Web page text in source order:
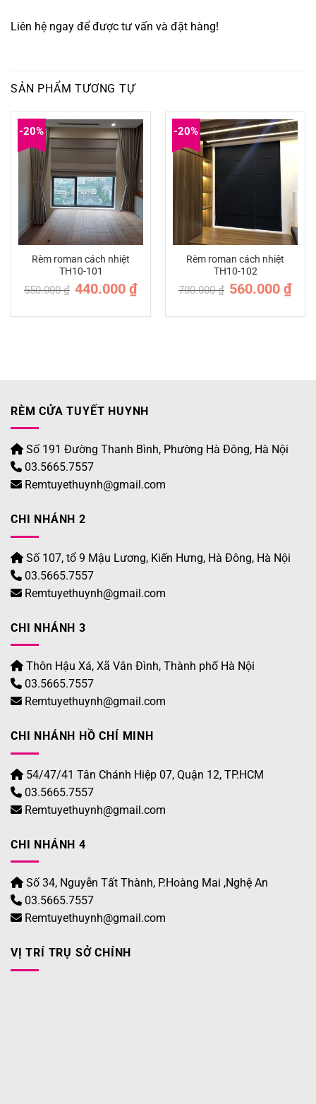
Liên hệ ngay để được tư vấn và đặt hàng!
SẢN PHẨM TƯƠNG TỰ
-20%
Rèm roman cách nhiệt
TH10-101
550.000₫
Giá
gốc
440.000₫Giá
-20%
Rèm roman cách nhiệt
TH10-102
700.000₫ Giá
gốc
560.000₫Giá
RÈM CỬA TUYẾT HUYNH
Số 191 Đường Thanh Bình, Phường Hà Đông, Hà Nội
03.5665.7557
Remtuyethuynh@gmail.com
CHI NHÁNH 2
Số 107, tổ 9 Mậu Lương, Kiến Hưng, Hà Đông, Hà Nội
03.5665.7557
Remtuyethuynh@gmail.com
CHI NHÁNH 3
Thôn Hậu Xá, Xã Vân Đình, Thành phố Hà Nội
03.5665.7557
Remtuyethuynh@gmail.com
CHI NHÁNH HỒ CHÍ MINH
54/47/41 Tân Chánh Hiệp 07, Quận 12, TP.HCM
03.5665.7557
Remtuyethuynh@gmail.com
CHI NHÁNH 4
Số 34, Nguyễn Tất Thành, P.Hoàng Mai ,Nghệ An
03.5665.7557
Remtuyethuynh@gmail.com
VỊ TRÍ TRỤ SỞ CHÍNH